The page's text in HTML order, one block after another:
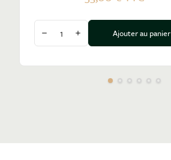
Diminuer la quantité
Augmenter la quantité
Ajouter au panier